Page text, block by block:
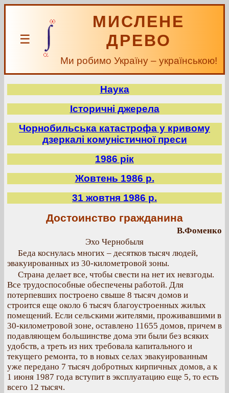
☰
МИСЛЕНЕ
ДРЕВО
Ми робимо Україну – українською!
Наука
Історичні джерела
Чорнобильська катастрофа у кривому
дзеркалі комуністичної преси
1986 рік
Жовтень 1986 р.
31 жовтня 1986 р.
Достоинство гражданина
В.Фоменко
Эхо Чернобыля
Беда коснулась многих – десятков тысяч людей,
эвакуированных из 30-километровой зоны.
Страна делает все, чтобы свести на нет их невзгоды.
Все трудоспособные обеспечены работой. Для
потерпевших построено свыше 8 тысяч домов и
строится еще около 6 тысяч благоустроенных жилых
помещений. Если сельскими жителями, проживавшими в
30-километровой зоне, оставлено 11655 домов, причем в
подавляющем большинстве дома эти были без всяких
удобств, а треть из них требовала капитального и
текущего ремонта, то в новых селах эвакуированным
уже передано 7 тысяч добротных кирпичных домов, а к
1 июня 1987 года вступит в эксплуатацию еще 5, то есть
всего 12 тысяч.